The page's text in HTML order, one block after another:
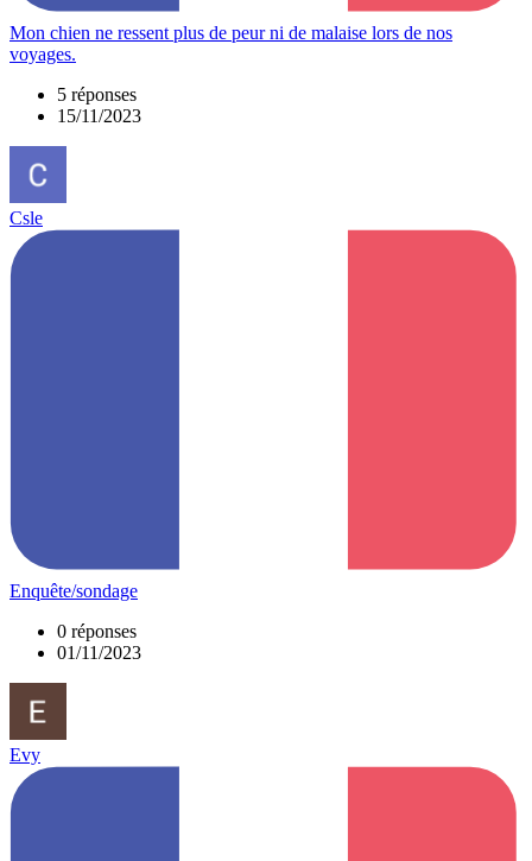
Mon chien ne ressent plus de peur ni de malaise lors de nos
voyages.
5 réponses
15/11/2023
Csle
Enquête/sondage
0 réponses
01/11/2023
Evy